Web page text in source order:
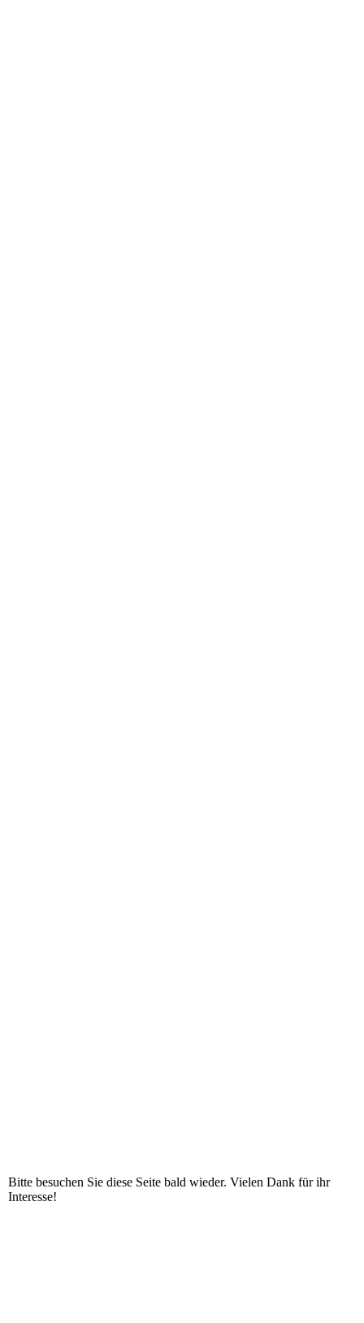
Bitte besuchen Sie diese Seite bald wieder. Vielen Dank für ihr
Interesse!